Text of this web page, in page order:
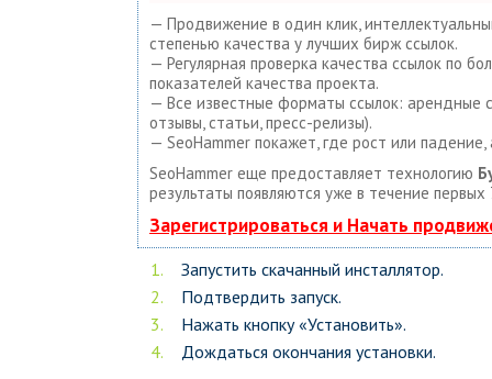
— Продвижение в один клик,
степенью качества у лучших бирж ссылок.
— Регулярная проверка качества ссылок по
показателей качества проекта.
— Все известные форматы ссылок: арендные
отзывы, статьи, пресс-релизы).
— SeoHammer покажет, где рост или
SeoHammer еще предоставляет технологию
результаты появляются уже в течение первых
Зарегистрироваться и Начать
Запустить скачанный инсталлятор.
Подтвердить запуск.
Нажать кнопку «Установить».
Дождаться окончания установки.